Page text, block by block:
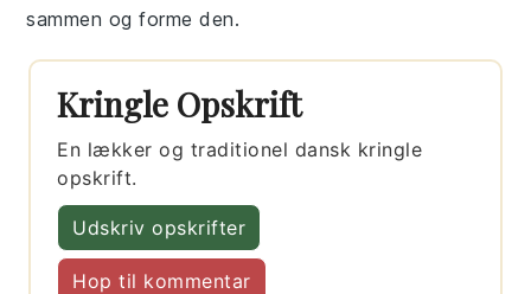
sammen og forme den.
Kringle Opskrift
En lækker og traditionel dansk kringle
opskrift.
Udskriv opskrifter
Hop til kommentar